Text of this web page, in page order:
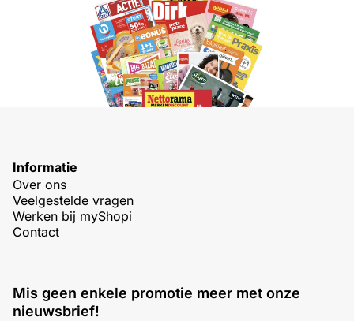
Informatie
Over ons
Veelgestelde vragen
Werken bij myShopi
Contact
Mis geen enkele promotie meer met onze
nieuwsbrief!